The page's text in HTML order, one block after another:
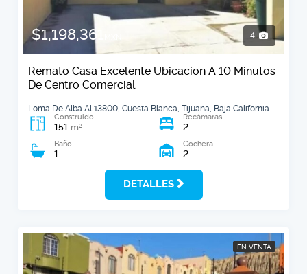
$1,198,361 4
Remato Casa Excelente Ubicacion A 10 Minutos
De Centro Comercial
Loma De Alba Al 13800, Cuesta Blanca, Tijuana, Baja California
Construido
151 m2
Recámaras
2
Baño
1
Cochera
2
DETALLES
EN VENTA